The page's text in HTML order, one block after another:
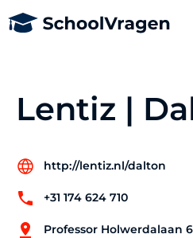
Lentiz |
http://lentiz.nl/dalton
+31 174 624 710
Professor Holwerdalaan